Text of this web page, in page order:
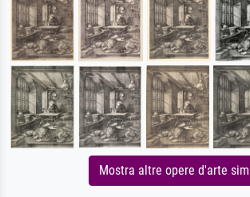
Mostra altre opere d'arte